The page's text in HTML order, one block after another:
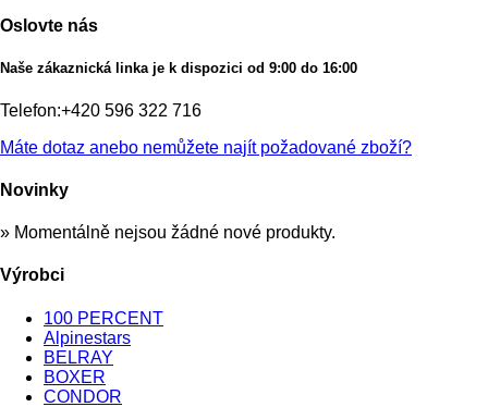
Oslovte nás
Naše zákaznická linka je k dispozici od 9:00 do 16:00
Telefon:+420 596 322 716
Máte dotaz anebo nemůžete najít požadované zboží?
Novinky
» Momentálně nejsou žádné nové produkty.
Výrobci
100 PERCENT
Alpinestars
BELRAY
BOXER
CONDOR